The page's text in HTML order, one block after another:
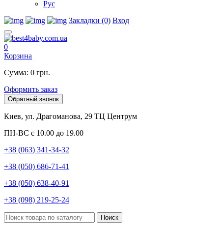
Рус
Закладки (0) Вход
0
Корзина
Сумма: 0 грн.
Оформить заказ
Обратный звонок
Киев, ул. Драгоманова, 29 ТЦ Центрум
ПН-ВС с 10.00 до 19.00
+38 (063) 341-34-32
+38 (050) 686-71-41
+38 (050) 638-40-91
+38 (098) 219-25-24
Поиск